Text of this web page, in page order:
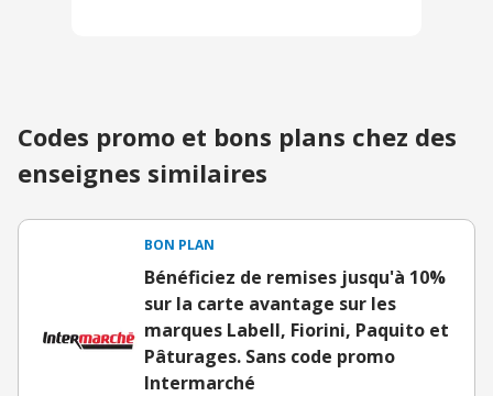
Codes promo et bons plans chez des
enseignes similaires
BON PLAN
Bénéficiez de remises jusqu'à 10%
sur la carte avantage sur les
marques Labell, Fiorini, Paquito et
Pâturages. Sans code promo
Intermarché